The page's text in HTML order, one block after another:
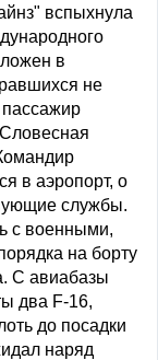
вспыхнула
в
не
в аэропорт, о
службы.
с военными,
на борту
С авиабазы
два F-16,
до посадки
наряд